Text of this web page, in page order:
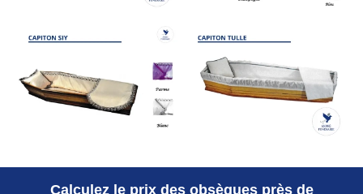
Calculez le prix des obsèques près de